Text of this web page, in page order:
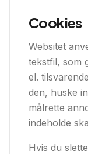
Cookies
Websitet
tekstfil, som
el.
den, huske
målrette
indeholde
Hvis du